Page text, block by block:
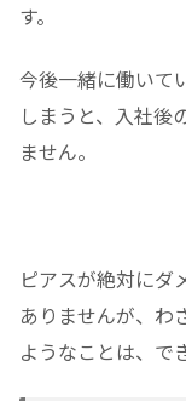
す。
今後一緒に働いて
しまうと、入社後
ません。
ピアスが絶対にダ
ありませんが、わ
ようなことは、で